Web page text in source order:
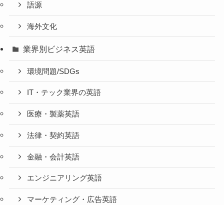
語源
海外文化
業界別ビジネス英語
環境問題/SDGs
IT・テック業界の英語
医療・製薬英語
法律・契約英語
金融・会計英語
エンジニアリング英語
マーケティング・広告英語